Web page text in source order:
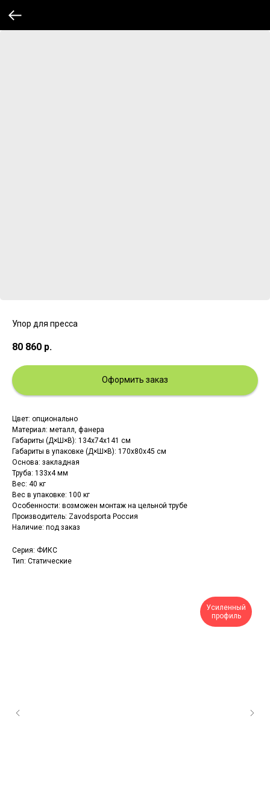
Упор для пресса
80 860 р.
Оформить заказ
Цвет: опционально
Материал: металл, фанера
Габариты (Д×Ш×В): 134х74х141 см
Габариты в упаковке (Д×Ш×В): 170х80х45 см
Основа: закладная
Труба: 133х4 мм
Вес: 40 кг
Вес в упаковке: 100 кг
Особенности: возможен монтаж на цельной трубе
Производитель: Zavodsporta Россия
Наличие: под заказ
Серия: ФИКС
Тип: Статические
Усиленный
профиль